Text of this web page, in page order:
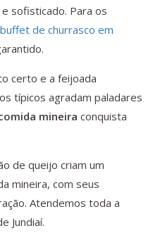
sofisticado. Para os
buffet de churrasco em
certo e a feijoada
típicos agradam paladares
mineira conquista
de queijo criam um
mineira, com seus
Atendemos toda a
Jundiaí.